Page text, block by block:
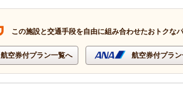
この施設と交通手段を自由に組み合わせたおトクな
航空券付プラン一覧へ 航空券付プラ